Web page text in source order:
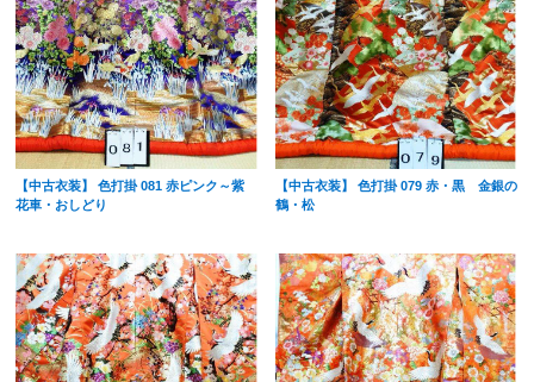
【中古衣装】 色打掛 081 赤ピンク～紫
花車・おしどり
【中古衣装】 色打掛 079 赤・黒 金銀の
鶴・松